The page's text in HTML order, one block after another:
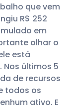
que vem
R$ 252
em
olhar o
está
últimos 5
de recursos
todos os
ativo. E